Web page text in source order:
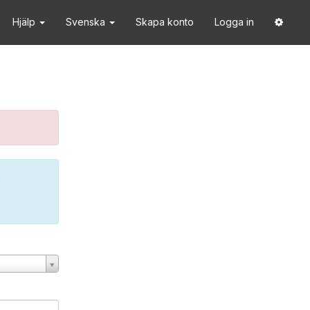
Hjälp Svenska Skapa konto Logga in